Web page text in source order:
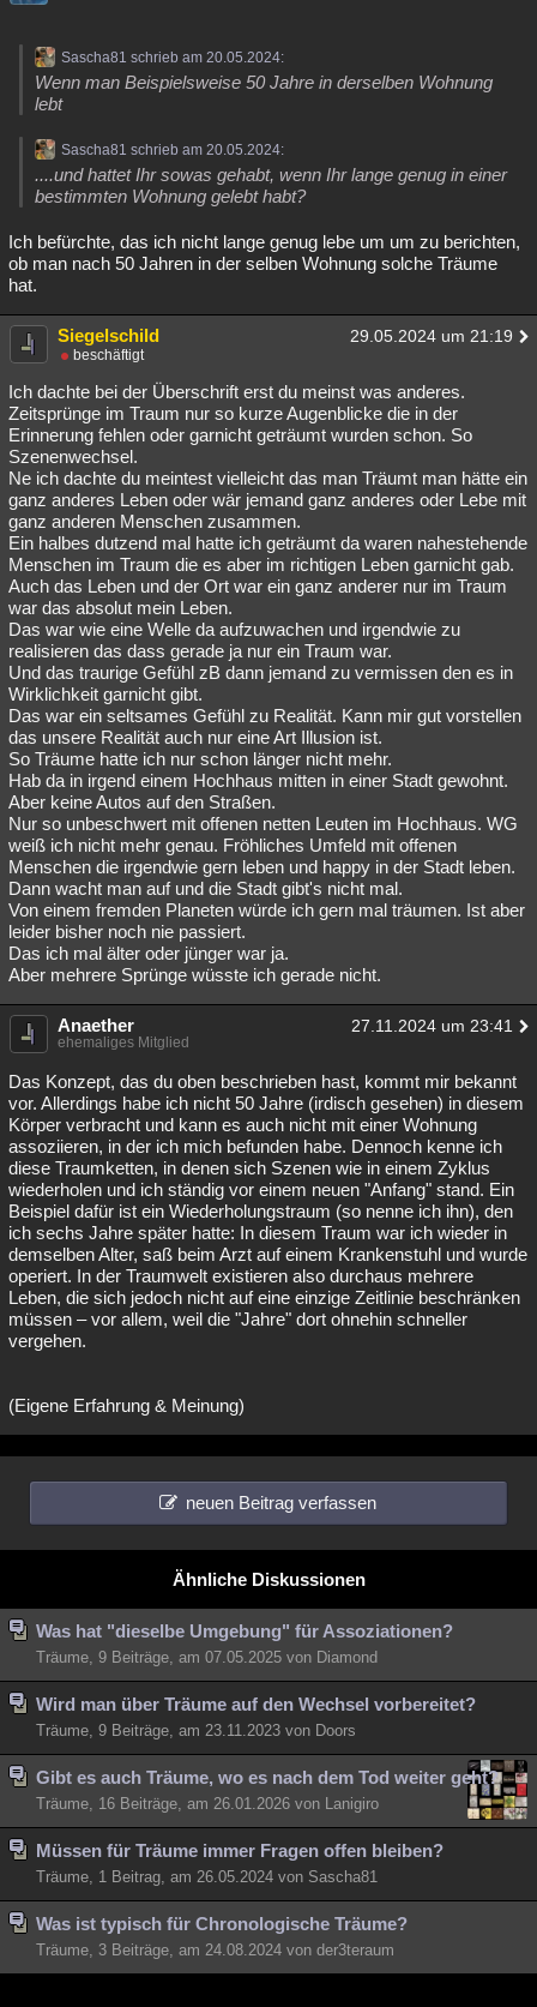
Sascha81 schrieb am 20.05.2024:
Wenn man Beispielsweise 50 Jahre in derselben Wohnung
lebt
Sascha81 schrieb am 20.05.2024:
....und hattet Ihr sowas gehabt, wenn Ihr lange genug in einer
bestimmten Wohnung gelebt habt?
Ich befürchte, das ich nicht lange genug lebe um um zu berichten,
ob man nach 50 Jahren in der selben Wohnung solche Träume
hat.
Siegelschild 29.05.2024 um 21:19
beschäftigt
Ich dachte bei der Überschrift erst du meinst was anderes.
Zeitsprünge im Traum nur so kurze Augenblicke die in der
Erinnerung fehlen oder garnicht geträumt wurden schon. So
Szenenwechsel.
Ne ich dachte du meintest vielleicht das man Träumt man hätte ein
ganz anderes Leben oder wär jemand ganz anderes oder Lebe mit
ganz anderen Menschen zusammen.
Ein halbes dutzend mal hatte ich geträumt da waren nahestehende
Menschen im Traum die es aber im richtigen Leben garnicht gab.
Auch das Leben und der Ort war ein ganz anderer nur im Traum
war das absolut mein Leben.
Das war wie eine Welle da aufzuwachen und irgendwie zu
realisieren das dass gerade ja nur ein Traum war.
Und das traurige Gefühl zB dann jemand zu vermissen den es in
Wirklichkeit garnicht gibt.
Das war ein seltsames Gefühl zu Realität. Kann mir gut vorstellen
das unsere Realität auch nur eine Art Illusion ist.
So Träume hatte ich nur schon länger nicht mehr.
Hab da in irgend einem Hochhaus mitten in einer Stadt gewohnt.
Aber keine Autos auf den Straßen.
Nur so unbeschwert mit offenen netten Leuten im Hochhaus. WG
weiß ich nicht mehr genau. Fröhliches Umfeld mit offenen
Menschen die irgendwie gern leben und happy in der Stadt leben.
Dann wacht man auf und die Stadt gibt's nicht mal.
Von einem fremden Planeten würde ich gern mal träumen. Ist aber
leider bisher noch nie passiert.
Das ich mal älter oder jünger war ja.
Aber mehrere Sprünge wüsste ich gerade nicht.
Anaether 27.11.2024 um 23:41
ehemaliges Mitglied
Das Konzept, das du oben beschrieben hast, kommt mir bekannt
vor. Allerdings habe ich nicht 50 Jahre (irdisch gesehen) in diesem
Körper verbracht und kann es auch nicht mit einer Wohnung
assoziieren, in der ich mich befunden habe. Dennoch kenne ich
diese Traumketten, in denen sich Szenen wie in einem Zyklus
wiederholen und ich ständig vor einem neuen "Anfang" stand. Ein
Beispiel dafür ist ein Wiederholungstraum (so nenne ich ihn), den
ich sechs Jahre später hatte: In diesem Traum war ich wieder in
demselben Alter, saß beim Arzt auf einem Krankenstuhl und wurde
operiert. In der Traumwelt existieren also durchaus mehrere
Leben, die sich jedoch nicht auf eine einzige Zeitlinie beschränken
müssen – vor allem, weil die "Jahre" dort ohnehin schneller
vergehen.
(Eigene Erfahrung & Meinung)
neuen Beitrag verfassen
Ähnliche Diskussionen
Was hat "dieselbe Umgebung" für Assoziationen?
Träume, 9 Beiträge, am 07.05.2025 von Diamond
Wird man über Träume auf den Wechsel vorbereitet?
Träume, 9 Beiträge, am 23.11.2023 von Doors
Gibt es auch Träume, wo es nach dem Tod weiter geht?
Träume, 16 Beiträge, am 26.01.2026 von Lanigiro
Müssen für Träume immer Fragen offen bleiben?
Träume, 1 Beitrag, am 26.05.2024 von Sascha81
Was ist typisch für Chronologische Träume?
Träume, 3 Beiträge, am 24.08.2024 von der3teraum